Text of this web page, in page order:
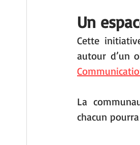
Un
Cette
autour d’un
La
chacun